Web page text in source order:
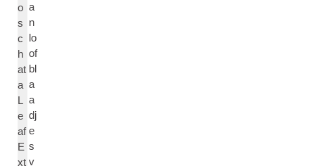
o
s
c
h
at
a
L
e
af
E
xt
a
n
lo
of
bl
a
a
dj
e
s
v